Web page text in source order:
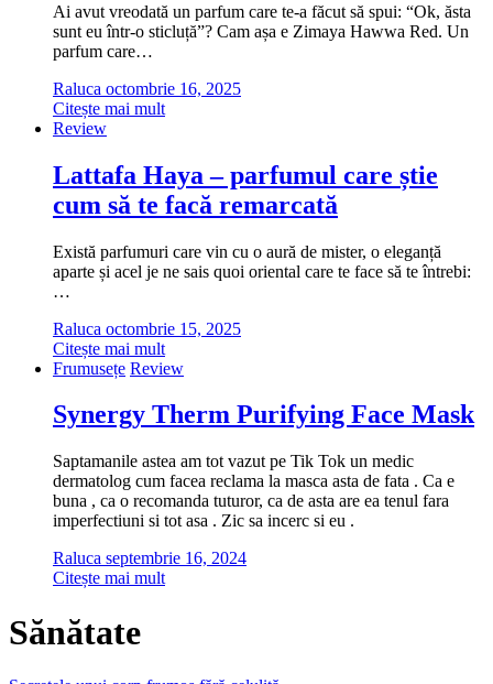
Ai avut vreodată un parfum care te-a făcut să spui: “Ok, ăsta
sunt eu într-o sticluță”? Cam așa e Zimaya Hawwa Red. Un
parfum care…
Raluca octombrie 16, 2025
Citește mai mult
Review
Lattafa Haya – parfumul care știe
cum să te facă remarcată
Există parfumuri care vin cu o aură de mister, o eleganță
aparte și acel je ne sais quoi oriental care te face să te întrebi:
…
Raluca octombrie 15, 2025
Citește mai mult
Frumusețe Review
Synergy Therm Purifying Face Mask
Saptamanile astea am tot vazut pe Tik Tok un medic
dermatolog cum facea reclama la masca asta de fata . Ca e
buna , ca o recomanda tuturor, ca de asta are ea tenul fara
imperfectiuni si tot asa . Zic sa incerc si eu .
Raluca septembrie 16, 2024
Citește mai mult
Sănătate